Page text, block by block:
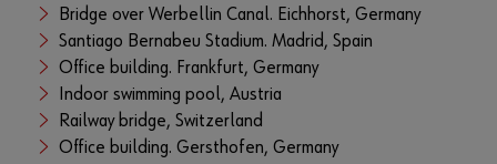
Bridge over Werbellin Canal. Eichhorst, Germany
Santiago Bernabeu Stadium. Madrid, Spain
Office building. Frankfurt, Germany
Indoor swimming pool, Austria
Railway bridge, Switzerland
Office building. Gersthofen, Germany